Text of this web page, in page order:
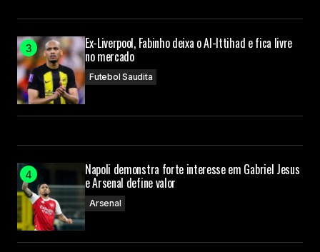
Ex-Liverpool, Fabinho deixa o Al-Ittihad e fica livre
no mercado
Futebol Saudita
Napoli demonstra forte interesse em Gabriel Jesus
e Arsenal define valor
Arsenal